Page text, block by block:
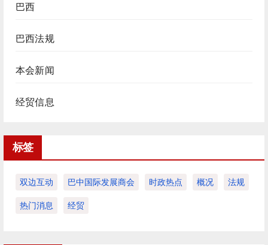
巴西
巴西法规
本会新闻
经贸信息
标签
双边互动 巴中国际发展商会 时政热点 概况 法规
热门消息 经贸